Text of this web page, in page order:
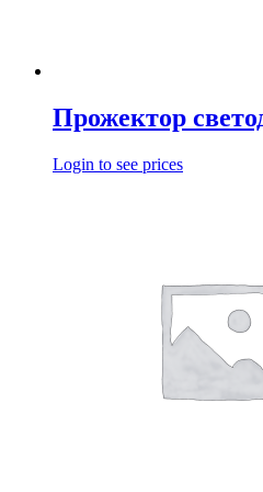
Прожектор
Login to see prices